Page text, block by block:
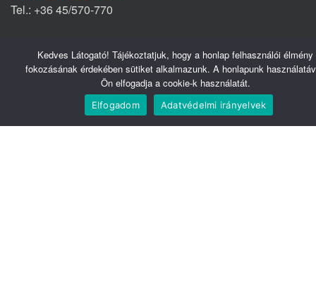
Tel.: +36 45/570-770
Nyírbátori Szakrendelő (NYSZ)
4300 Nyírbátor
Édesanyák útja 1/a.
Útvonaltervezés ide →
Tel.: +36 42/281-711
Kedves Látogató! Tájékoztatjuk, hogy a honlap felhasználói élmény
fokozásának érdekében sütiket alkalmazunk. A honlapunk
Ön elfogadja a cookie-k használatát.
Elfogadom Adatvédelmi irányelvek